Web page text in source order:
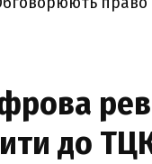
до